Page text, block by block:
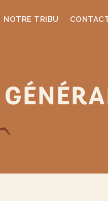
NOTRE TRIBU